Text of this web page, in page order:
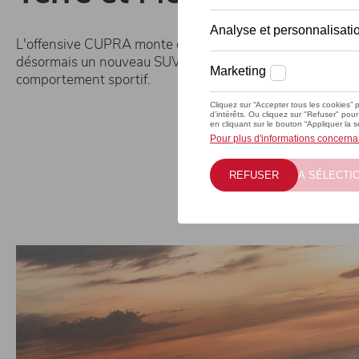
L'offensive CUPRA monte en puissance et la marque
désormais un nouveau SUV aux lignes tranchantes et au
comportement sportif.